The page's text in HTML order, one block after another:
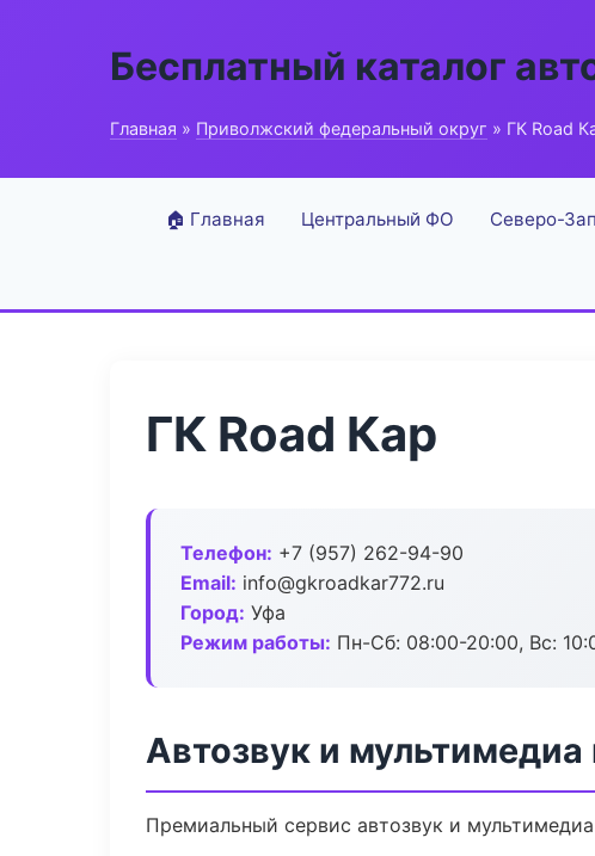
Бесплатный каталог
Главная » Приволжский федеральный округ » ГК Road
🏠 Главная Центральный ФО Северо-
ГК Road Кар
Телефон: +7 (957) 262-94-90
Email: info@gkroadkar772.ru
Город: Уфа
Режим работы: Пн-Сб: 08:00-20:00, Вс:
Автозвук и мультимедиа
Премиальный сервис автозвук и